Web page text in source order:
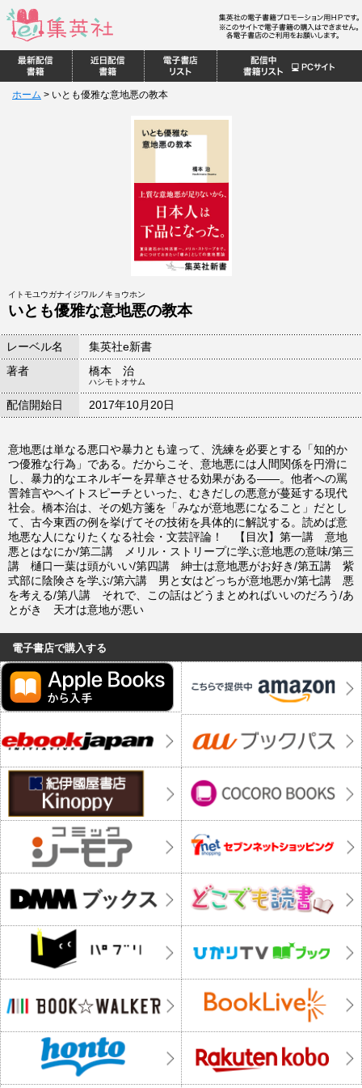
ホーム > いとも優雅な意地悪の教本
イトモユウガナイジワルノキョウホン
いとも優雅な意地悪の教本
レーベル名
集英社e新書
著者
橋本 治
ハシモトオサム
配信開始日 2017年10月20日
意地悪は単なる悪口や暴力とも違って、洗練を必要とする「知的か
つ優雅な行為」である。だからこそ、意地悪には人間関係を円滑に
し、暴力的なエネルギーを昇華させる効果がある――。他者への罵
詈雑言やヘイトスピーチといった、むきだしの悪意が蔓延する現代
社会。橋本治は、その処方箋を「みなが意地悪になること」だとし
て、古今東西の例を挙げてその技術を具体的に解説する。読めば意
地悪な人になりたくなる社会・文芸評論！ 【目次】第一講 意地
悪とはなにか/第二講 メリル・ストリープに学ぶ意地悪の意味/第三
講 樋口一葉は頭がいい/第四講 紳士は意地悪がお好き/第五講 紫
式部に陰険さを学ぶ/第六講 男と女はどっちが意地悪か/第七講 悪
を考える/第八講 それで、この話はどうまとめればいいのだろう/あ
とがき 天才は意地が悪い
電子書店で購入する